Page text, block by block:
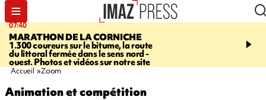
07:40
MARATHON DE LA CORNICHE
1.300 coureurs sur le bitume, la route
du littoral fermée dans le sens nord -
ouest. Photos et vidéos sur notre site
10:33
l’enfance - une
Accueil Zoom
Animation et compétition